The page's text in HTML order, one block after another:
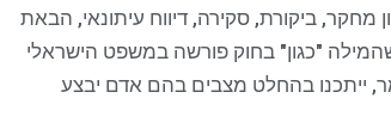
מחקר, ביקורת, סקירה, דיווח עיתונאי, הבאת
שהמילה "כגון" בחוק פורשה במשפט הישראלי
ייתכנו בהחלט מצבים בהם אדם יבצע